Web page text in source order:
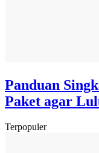
Panduan
Paket agar
Terpopuler